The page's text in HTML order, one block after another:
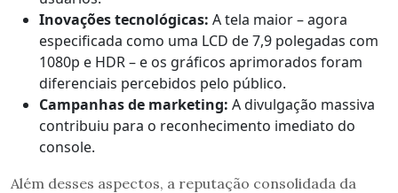
Inovações tecnológicas: A tela maior – agora
especificada como uma LCD de 7,9 polegadas com
1080p e HDR – e os gráficos aprimorados foram
diferenciais percebidos pelo público.
Campanhas de marketing: A divulgação massiva
contribuiu para o reconhecimento imediato do
console.
Além desses aspectos, a reputação consolidada da